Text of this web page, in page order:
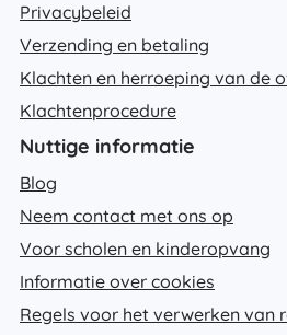
Privacybeleid
Verzending en betaling
Klachten en herroeping van de
Klachtenprocedure
Nuttige informatie
Blog
Neem contact met ons op
Voor scholen en kinderopvang
Informatie over cookies
Regels voor het verwerken van